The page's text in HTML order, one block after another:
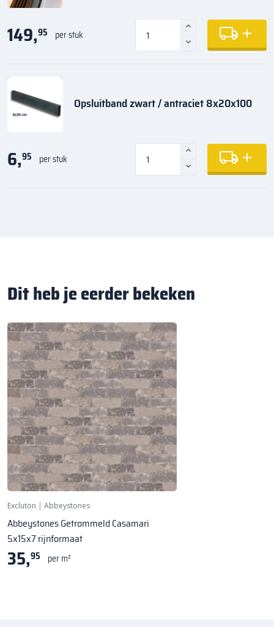
149,95 per stuk
Opsluitband zwart / antraciet 8x20x100
6,95 per stuk
Dit heb je eerder bekeken
Excluton | Abbeystones
Abbeystones Getrommeld Casamari
5x15x7 rijnformaat
35,95 per m²